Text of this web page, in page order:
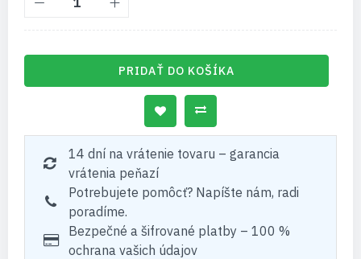
PRIDAŤ DO KOŠÍKA
14 dní na vrátenie tovaru – garancia
vrátenia peňazí
Potrebujete pomôcť? Napíšte nám, radi
poradíme.
Bezpečné a šifrované platby – 100 %
ochrana vašich údajov